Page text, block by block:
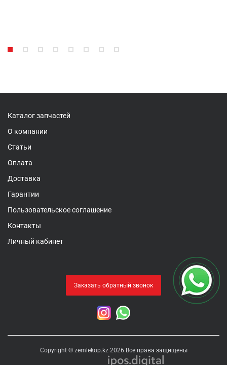
Каталог запчастей
О компании
Статьи
Оплата
Доставка
Гарантии
Пользовательское соглашение
Контакты
Личный кабинет
Заказать обратный звонок
Copyright © zemlekop.kz 2026 Все права защищены